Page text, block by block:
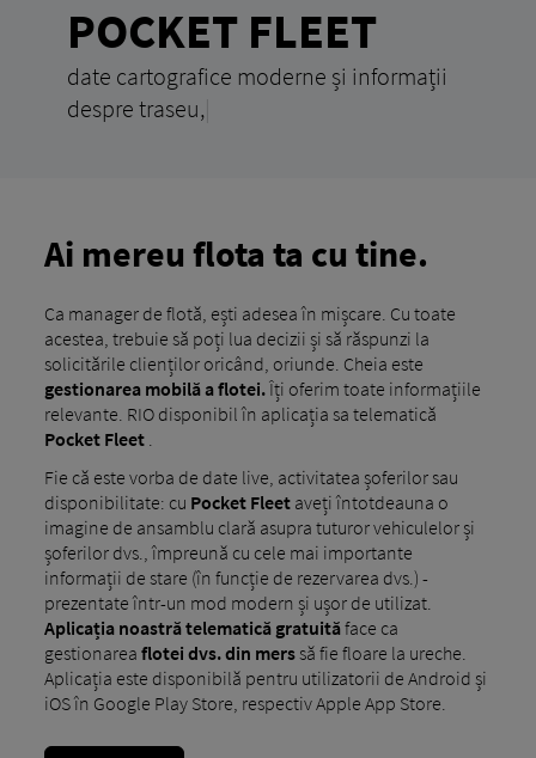
POCKET FLEET
date cartografice moderne și informații
despre traseu,|
Ai mereu flota ta cu tine.
Ca manager de flotă, ești adesea în mișcare. Cu toate
acestea, trebuie să poți lua decizii și să răspunzi la
solicitările clienților oricând, oriunde. Cheia este
gestionarea mobilă a flotei.Îți oferim toate informațiile
relevante. RIO disponibil în aplicația sa telematică
Pocket Fleet.
Fie că este vorba de date live, activitatea șoferilor sau
disponibilitate: cu Pocket Fleetaveți întotdeauna o
imagine de ansamblu clară asupra tuturor vehiculelor și
șoferilor dvs., împreună cu cele mai importante
informații de stare (în funcție de rezervarea dvs.) -
prezentate într-un mod modern și ușor de utilizat.
Aplicația noastră telematică gratuităface ca
gestionarea flotei dvs. din merssă fie floare la ureche.
Aplicația este disponibilă pentru utilizatorii de Android și
iOS în Google Play Store, respectiv Apple App Store.